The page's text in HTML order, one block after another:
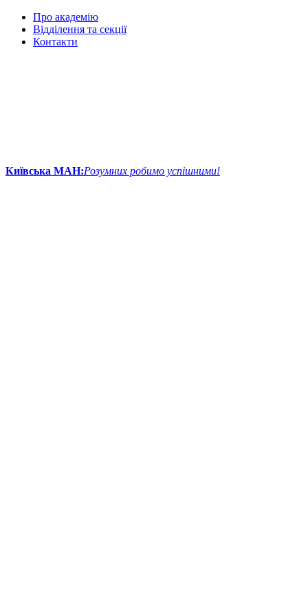
Про академію
Відділення та секції
Контакти
Київська МАН:Розумних робимо успішними!